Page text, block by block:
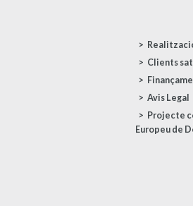
Clients
Avis Legal
Projecte
Europeu de